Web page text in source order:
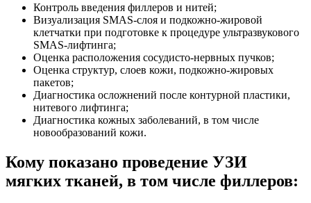
Контроль введения филлеров и нитей;
Визуализация SMAS-слоя и подкожно-жировой
клетчатки при подготовке к процедуре ультразвукового
SMAS-лифтинга;
Оценка расположения сосудисто-нервных пучков;
Оценка структур, слоев кожи, подкожно-жировых
пакетов;
Диагностика осложнений после контурной пластики,
нитевого лифтинга;
Диагностика кожных заболеваний, в том числе
новообразований кожи.
Кому показано проведение УЗИ
мягких тканей, в том числе филлеров: